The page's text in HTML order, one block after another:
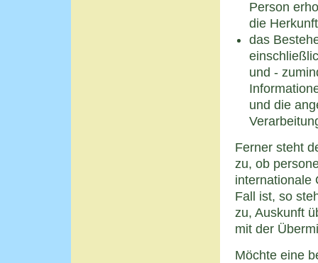
Person
die
das
und -
und die
Ferner steht
zu, ob
internationale
Fall ist, so
zu, Auskunft
mit der
Möchte eine